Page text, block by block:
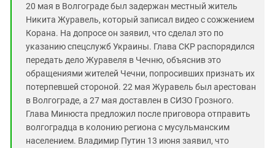
20 мая в Волгограде был задержан местный житель
Никита Журавель, который записал видео с сожжением
Корана. На допросе он заявил, что сделал это по
указанию спецслужб Украины. Глава СКР распорядился
передать дело Журавеля в Чечню, объяснив это
обращениями жителей Чечни, попросивших признать их
потерпевшей стороной. 22 мая Журавель был арестован
в Волгограде, а 27 мая доставлен в СИЗО Грозного.
Глава Минюста предложил после приговора отправить
волгоградца в колонию региона с мусульманским
населением. Владимир Путин 13 июня заявил, что